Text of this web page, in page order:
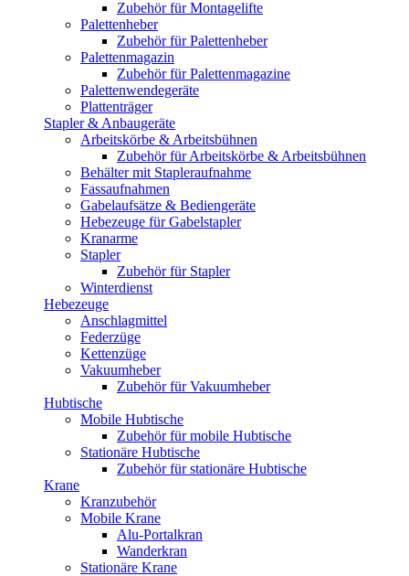
Zubehör für Montagelifte
Palettenheber
Zubehör für Palettenheber
Palettenmagazin
Zubehör für Palettenmagazine
Palettenwendegeräte
Plattenträger
Stapler & Anbaugeräte
Arbeitskörbe & Arbeitsbühnen
Zubehör für Arbeitskörbe & Arbeitsbühnen
Behälter mit Stapleraufnahme
Fassaufnahmen
Gabelaufsätze & Bediengeräte
Hebezeuge für Gabelstapler
Kranarme
Stapler
Zubehör für Stapler
Winterdienst
Hebezeuge
Anschlagmittel
Federzüge
Kettenzüge
Vakuumheber
Zubehör für Vakuumheber
Hubtische
Mobile Hubtische
Zubehör für mobile Hubtische
Stationäre Hubtische
Zubehör für stationäre Hubtische
Krane
Kranzubehör
Mobile Krane
Alu-Portalkran
Wanderkran
Stationäre Krane